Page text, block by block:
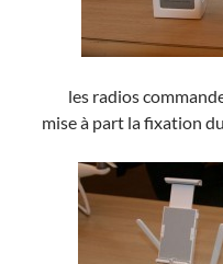
les radios
mise à part la fixation